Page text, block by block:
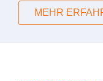
MEHR